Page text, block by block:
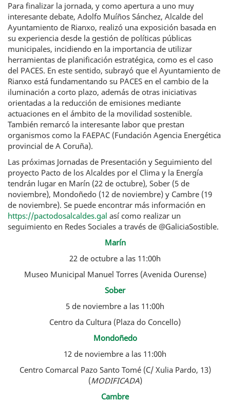
Para finalizar la jornada, y como apertura a uno muy
interesante debate, Adolfo Muíños Sánchez, Alcalde del
Ayuntamiento de Rianxo, realizó una exposición basada en
su experiencia desde la gestión de políticas públicas
municipales, incidiendo en la importancia de utilizar
herramientas de planificación estratégica, como es el caso
del PACES. En este sentido, subrayó que el Ayuntamiento de
Rianxo está fundamentando su PACES en el cambio de la
iluminación a corto plazo, además de otras iniciativas
orientadas a la reducción de emisiones mediante
actuaciones en el ámbito de la movilidad sostenible.
También remarcó la interesante labor que prestan
organismos como la FAEPAC (Fundación Agencia Energética
provincial de A Coruña).
Las próximas Jornadas de Presentación y Seguimiento del
proyecto Pacto de los Alcaldes por el Clima y la Energía
tendrán lugar en Marín (22 de octubre), Sober (5 de
noviembre), Mondoñedo (12 de noviembre) y Cambre (19
de noviembre). Se puede encontrar más información en
https://pactodosalcaldes.gal así como realizar un
seguimiento en Redes Sociales a través de @GaliciaSostible.
Marín
22 de octubre a las 11:00h
Museo Municipal Manuel Torres (Avenida Ourense)
Sober
5 de noviembre a las 11:00h
Centro da Cultura (Plaza do Concello)
Mondoñedo
12 de noviembre a las 11:00h
Centro Comarcal Pazo Santo Tomé (C/ Xulia Pardo, 13)
(MODIFICADA)
Cambre